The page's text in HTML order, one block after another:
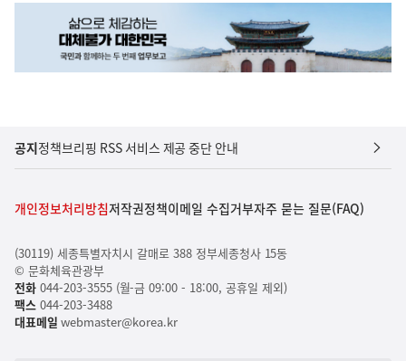
공지정책브리핑 RSS 서비스 제공 중단 안내
개인정보처리방침저작권정책이메일 수집거부자주 묻는 질문(FAQ)
(30119) 세종특별자치시 갈매로 388 정부세종청사 15동
© 문화체육관광부
전화044-203-3555 (월-금 09:00 - 18:00, 공휴일 제외)
팩스044-203-3488
대표메일 webmaster@korea.kr